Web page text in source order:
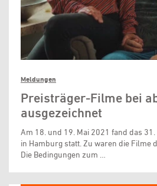
Meldungen
Preisträger-Filme bei
ausgezeichnet
Am 18. und 19. Mai 2021 fand das
in Hamburg statt. Zu waren die Filme
Die Bedingungen zum …